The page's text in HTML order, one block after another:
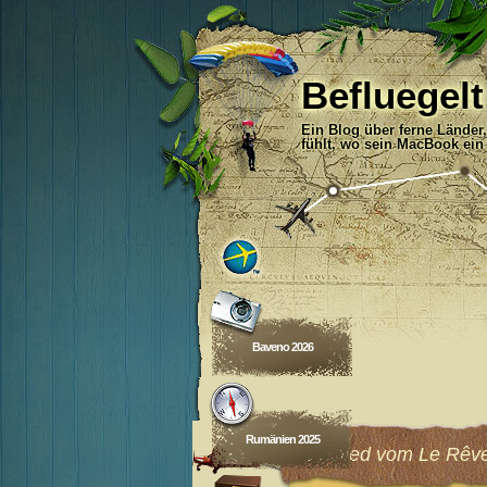
Befluegelt
Ein Blog über ferne
fühlt, wo sein MacBook ein
Baveno 2026
Rumänien 2025
Abschied vom Le